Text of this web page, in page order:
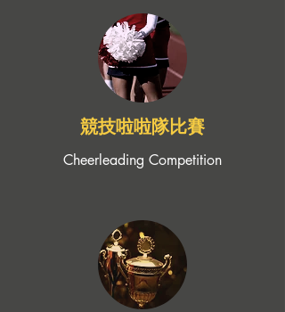
​競技啦啦隊比賽
Cheerleading Competition